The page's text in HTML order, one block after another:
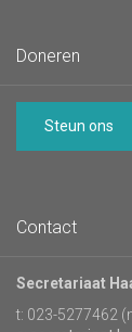
Doneren
Steun ons
Contact
Secretariaat
t: 023-5277462